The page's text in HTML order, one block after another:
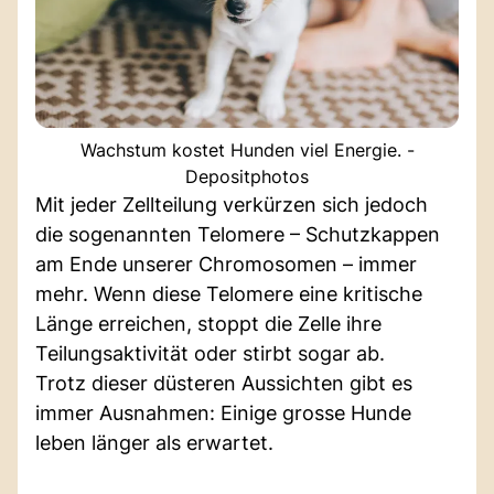
Wachstum kostet Hunden viel Energie. -
Depositphotos
Mit jeder Zellteilung verkürzen sich jedoch
die sogenannten Telomere – Schutzkappen
am Ende unserer Chromosomen – immer
mehr. Wenn diese Telomere eine kritische
Länge erreichen, stoppt die Zelle ihre
Teilungsaktivität oder stirbt sogar ab.
Trotz dieser düsteren Aussichten gibt es
immer Ausnahmen: Einige grosse Hunde
leben länger als erwartet.